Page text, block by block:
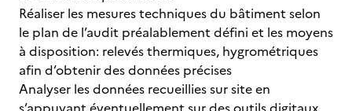
Réaliser les mesures techniques du bâtiment selon
le plan de l’audit préalablement défini et les moyens
à disposition: relevés thermiques, hygrométriques
afin d’obtenir des données précises
Analyser les données recueillies sur site en